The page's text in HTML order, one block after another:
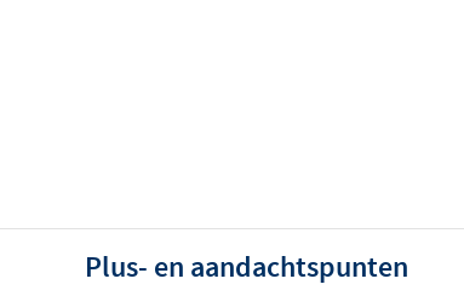
Plus- en aandachtspunten